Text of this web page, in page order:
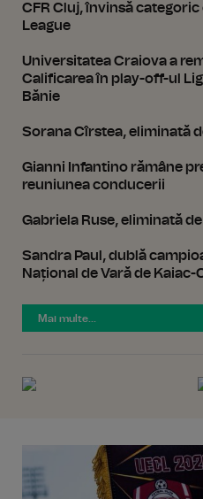
CFR Cluj, învinsă
League
Universitatea Craiova a
Calificarea în play-off-ul
Bănie
Sorana Cîrstea, eliminată
Gianni Infantino rămâne
reuniunea conducerii
Gabriela Ruse, eliminată
Sandra Paul, dublă
Național de Vară de Kaiac-
Mai multe...